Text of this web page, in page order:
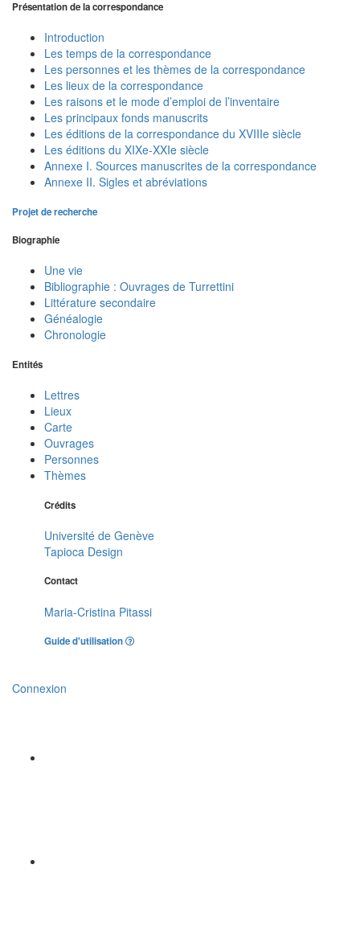
Présentation de la correspondance
Introduction
Les temps de la correspondance
Les personnes et les thèmes de la correspondance
Les lieux de la correspondance
Les raisons et le mode d’emploi de l’inventaire
Les principaux fonds manuscrits
Les éditions de la correspondance du XVIIIe siècle
Les éditions du XIXe-XXIe siècle
Annexe I. Sources manuscrites de la correspondance
Annexe II. Sigles et abréviations
Projet de recherche
Biographie
Une vie
Bibliographie : Ouvrages de Turrettini
Littérature secondaire
Généalogie
Chronologie
Entités
Lettres
Lieux
Carte
Ouvrages
Personnes
Thèmes
Crédits
Université de Genève
Tapioca Design
Contact
Maria-Cristina Pitassi
Guide d'utilisation
Connexion